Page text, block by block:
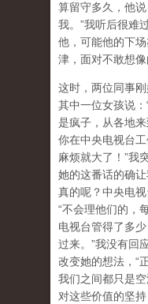
算留守多久，他
我。”我听后很难
他，可能他的下
津，面对不敢想像
这时，两位同事
其中一位女孩说
是疯子，从各地
你在中央电视台
麻烦就大了！”我
她的这番话的确
真的呢？中央电视
“不会理他们的，
电视台管得了多
过来。”我没有回
改变她的想法，“
我们之间都只是
对这些价值的坚